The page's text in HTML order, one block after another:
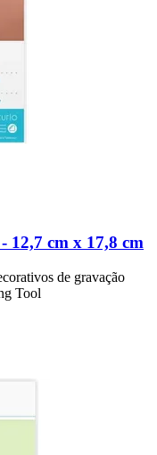
12,7 cm x 17,8 cm
de gravação
Tool